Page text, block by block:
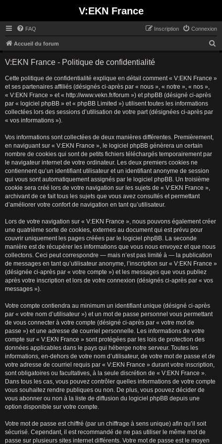
V:EKN France
FAQ Connexion
Inscription
Accueil du forum
V:EKN France - Politique de confidentialité
Cette politique de confidentialité explique en détail comment « V:EKN France »
et ses partenaires affiliés (désignés ci-après par « nous », « notre », « nos »,
« V:EKN France » et « http://www.vekn.fr/forum ») et phpBB (désigné ci-après
par « logiciel phpBB » et « phpBB Limited ») utilisent toutes les informations
collectées lors des sessions d’utilisation de votre part (désignées ci-après par
« vos informations »).
Vos informations sont collectées de deux manières différentes. Premièrement,
en naviguant sur « V:EKN France », le logiciel phpBB génèrera un certain
nombre de cookies qui sont de petits fichiers téléchargés temporairement par
le navigateur internet de votre ordinateur. Les deux premiers cookies ne
contiennent qu’un identifiant utilisateur et un identifiant anonyme de session
qui vous sont automatiquement assignés par le logiciel phpBB. Un troisième
cookie sera créé lors de votre navigation sur les sujets de « V:EKN France »,
archivant de ce fait tous les sujets que vous avez consultés et permettant
d’améliorer votre confort de navigation en tant qu’utilisateur.
Lors de votre navigation sur « V:EKN France », nous pouvons également créer
une quatrième sorte de cookies, externes au document qui est prévu pour
couvrir uniquement les pages créées par le logiciel phpBB. La seconde
manière est de récupérer les informations que vous nous envoyez et que nous
collectons. Ceci peut correspondre — mais n’est pas limité à — la publication
de messages en tant qu’utilisateur anonyme, l’inscription sur « V:EKN France »
(désignée ci-après par « votre compte ») et les messages que vous publiez
après votre inscription et lors de votre connexion (désignés ci-après par « vos
messages »).
Votre compte contiendra au minimum un identifiant unique (désigné ci-après
par « votre nom d’utilisateur ») et un mot de passe personnel vous permettant
de vous connecter à votre compte (désigné ci-après par « votre mot de
passe ») et une adresse de courriel personnelle. Les informations de votre
compte sur « V:EKN France » sont protégées par les lois de protection des
données applicables dans le pays qui héberge notre serveur. Toutes les
informations, en-dehors de votre nom d’utilisateur, de votre mot de passe et de
votre adresse de courriel requis par « V:EKN France » durant votre inscription,
sont obligatoires ou facultatives, à la seule discrétion de « V:EKN France ».
Dans tous les cas, vous pouvez contrôler quelles informations de votre compte
vous souhaitez rendre publiques ou non. De plus, vous pouvez décider de
vous abonner ou non à la liste de diffusion du logiciel phpBB depuis une
option disponible sur votre compte.
Votre mot de passe est chiffré (par un chiffrage à sens unique) afin qu’il soit
sécurisé. Cependant, il est recommandé de ne pas utiliser le même mot de
passe sur plusieurs sites internet différents. Votre mot de passe est le moyen